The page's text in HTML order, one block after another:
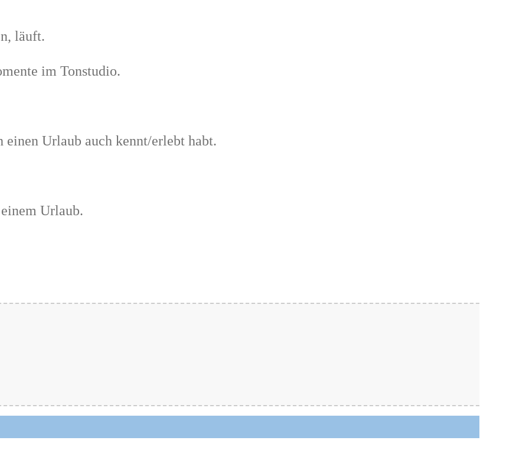
läuft.
im Tonstudio.
Urlaub auch kennt/erlebt habt.
Urlaub.